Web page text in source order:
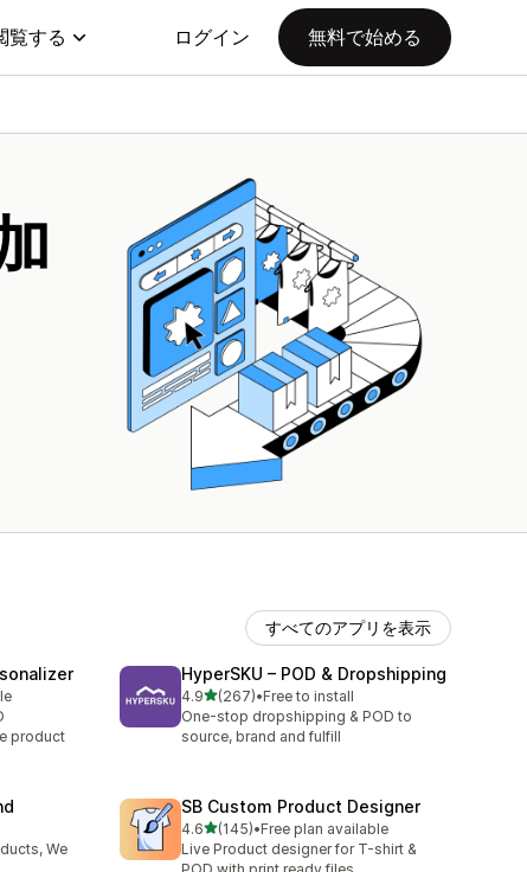
覧する ログイン 無料で始める
すべてのアプリを表示
product
HyperSKU – POD & Dropshipping
4.95つ星中
(267)
合計レビュー数：267件
•Free to install
One-stop dropshipping & POD to
source, brand and fulfill
We
SB Custom Product Designer
4.65つ星中
(145)
合計レビュー数：145件
•Free plan available
Live Product designer for T-shirt &